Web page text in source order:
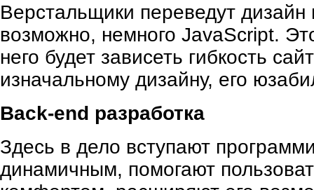
Верстальщики переведут
возможно, немного JavaScript.
него будет зависеть гибкость
изначальному дизайну, его
Back-end разработка
Здесь в дело вступают
динамичным, помогают